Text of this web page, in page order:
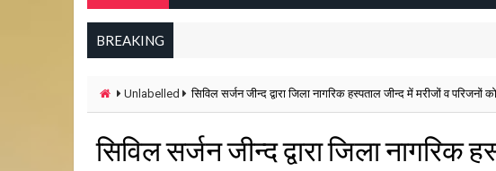
BREAKING
Unlabelled सिविल सर्जन जीन्द द्वारा जिला नागरिक हस्पताल जीन्द में मरीजों व परिजनों
सिविल सर्जन जीन्द द्वारा जिला नागरिक